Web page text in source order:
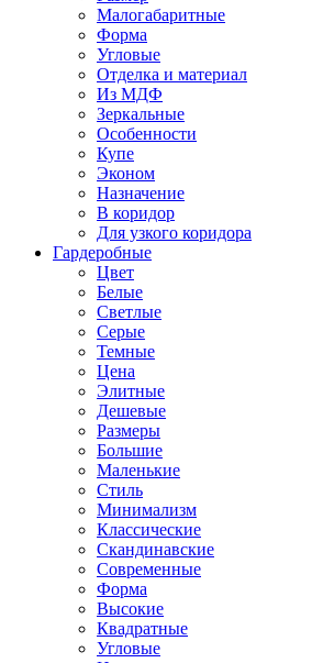
Малогабаритные
Форма
Угловые
Отделка и материал
Из МДФ
Зеркальные
Особенности
Купе
Эконом
Назначение
В коридор
Для узкого коридора
Гардеробные
Цвет
Белые
Светлые
Серые
Темные
Цена
Элитные
Дешевые
Размеры
Большие
Маленькие
Стиль
Минимализм
Классические
Скандинавские
Современные
Форма
Высокие
Квадратные
Угловые